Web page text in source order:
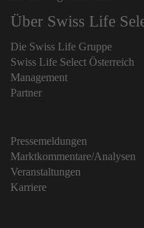
Über Swiss Life
Die Swiss Life Gruppe
Swiss Life Select Österreich
Management
Partner
Pressemeldungen
Marktkommentare/Analysen
Veranstaltungen
Karriere